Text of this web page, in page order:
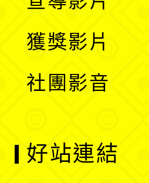
獲獎影片
社團影音
好站連結